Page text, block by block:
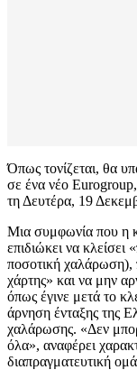
Όπως τονίζεται, θα
σε ένα νέο
τη Δευτέρα, 19
Μια συμφωνία που η
επιδιώκει να
ποσοτική χαλάρωση),
χάρτης» και να μην
όπως έγινε μετά το
άρνηση ένταξης της
χαλάρωσης. «Δεν
όλα», αναφέρει
διαπραγματευτική